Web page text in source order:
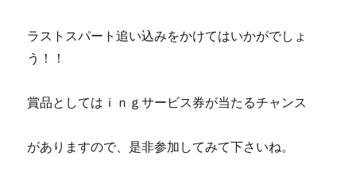
ラストスパート追い込みをかけてはいかがでしょ
う！！
賞品としてはｉｎｇサービス券が当たるチャンス
がありますので、是非参加してみて下さいね。